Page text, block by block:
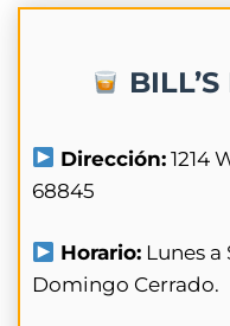
Dirección: 1214
68845
Horario: Lunes a
Domingo Cerrado.